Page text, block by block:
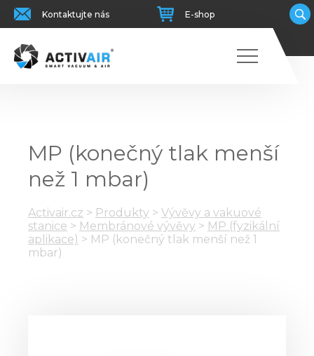
Kontaktujte nás E-shop
MP (konečný tlak menší
než 1 mbar)
Activair.cz > Produkty > Vývěvy a vakuové
stanice > Membránové vývěvy > MP (fyzikální
aplikace) > MP (konečný tlak menší než 1
mbar)